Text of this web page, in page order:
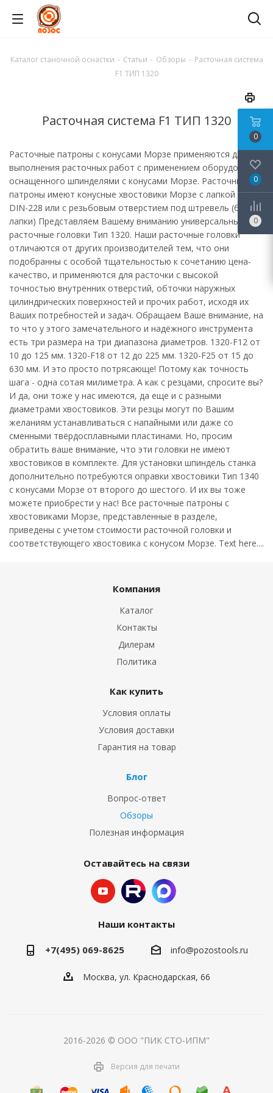
Каталог станочной оснастки - Статьи - Обзоры - Расточная система
F1 ТИП 1320
Расточная система F1 ТИП 1320
Расточные патроны с конусами Морзе применяются для
выполнения расточных работ с применением оборудования
оснащенного шпинделями с конусами Морзе. Расточные
патроны имеют конусные хвостовики Морзе с лапкой по
DIN-228 или с резьбовым отверстием под штревель (без
лапки) Представляем Вашему вниманию универсальные
расточные головки Тип 1320. Наши расточные головки
отличаются от других производителей тем, что они
подобранны с особой тщательностью к сочетанию цена-
качество, и применяются для расточки с высокой
точностью внутренних отверстий, обточки наружных
цилиндрических поверхностей и прочих работ, исходя их
Ваших потребностей и задач. Обращаем Ваше внимание, на
то что у этого замечательного и надёжного инструмента
есть три размера на три диапазона диаметров. 1320-F12 от
10 до 125 мм. 1320-F18 от 12 до 225 мм. 1320-F25 от 15 до
630 мм. И это просто потрясающе! Потому как точность
шага - одна сотая милиметра. А как с резцами, спросите вы?
И да, они тоже у нас имеются, да еще и с разными
диаметрами хвостовиков. Эти резцы могут по Вашим
желаниям устанавливаться с напайными или даже со
сменными твёрдосплавными пластинами. Но, просим
обратить ваше внимание, что эти головки не имеют
хвостовиков в комплекте. Для установки шпиндель станка
дополнительно потребуются оправки хвостовики Тип 1340
с конусами Морзе от второго до шестого. И их вы тоже
можете приобрести у нас! Все расточные патроны с
хвостовиками Морзе, представленные в разделе,
приведены с учетом стоимости расточной головки и
соответствующего хвостовика с конусом Морзе. Text here....
Компания
Каталог
Контакты
Дилерам
Политика
Как купить
Условия оплаты
Условия доставки
Гарантия на товар
Блог
Вопрос-ответ
Обзоры
Полезная информация
Оставайтесь на связи
Наши контакты
+7(495) 069-8625 info@pozostools.ru
Москва, ул. Краснодарская, 66
2016-2026 © ООО "ПИК СТО-ИПМ"
Версия для печати
0
0
0